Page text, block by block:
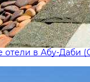
отели в Абу-Даби